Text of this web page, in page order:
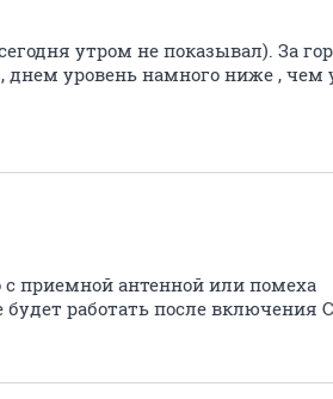
утром не показывал). За
уровень намного ниже , чем
с приемной антенной или помеха
работать после включения